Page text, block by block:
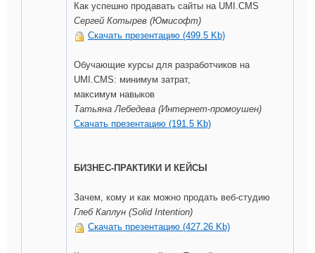
Как успешно продавать сайты на UMI.CMS
Сергей Котырев (Юмисофт)
Скачать презентацию (499.5 Kb)
Обучающие курсы для разработчиков на
UMI.CMS: минимум затрат,
максимум навыков
Татьяна Лебедева (Интернет-промоушен)
Скачать презентацию (191.5 Kb)
БИЗНЕС-ПРАКТИКИ И КЕЙСЫ
Зачем, кому и как можно продать веб-студию
Глеб Каплун (Solid Intention)
Скачать презентацию (427.26 Kb)